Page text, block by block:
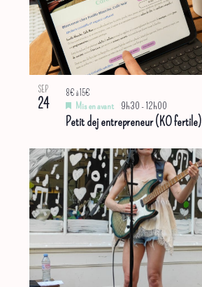
SEP
24
Petit dej entrepreneur (KO fertile)
Mis en avant 9h30 -12h00
8€ à 15€